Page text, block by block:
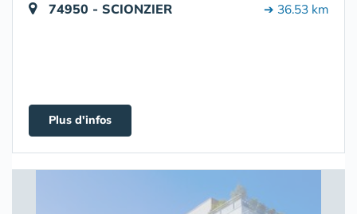
74950 - SCIONZIER ➔ 36.53 km
Plus d'infos